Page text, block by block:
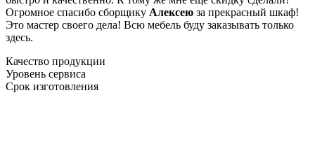
Огромное спасибо сборщику Алексею за прекрасный шкаф!
Это мастер своего дела! Всю мебель буду заказывать только
здесь.
Качество продукции
Уровень сервиса
Срок изготовления